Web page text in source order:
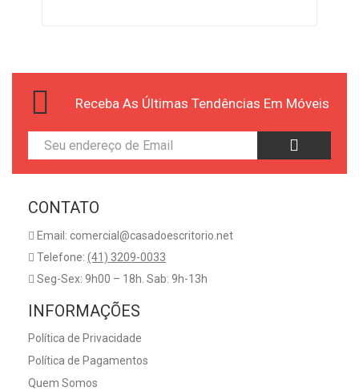
Receba As Últimas Tendências Em Móveis
CONTATO
Email: comercial@casadoescritorio.net
Telefone: (41) 3209-0033
Seg-Sex: 9h00 – 18h. Sab: 9h-13h
INFORMAÇÕES
Política de Privacidade
Política de Pagamentos
Quem Somos